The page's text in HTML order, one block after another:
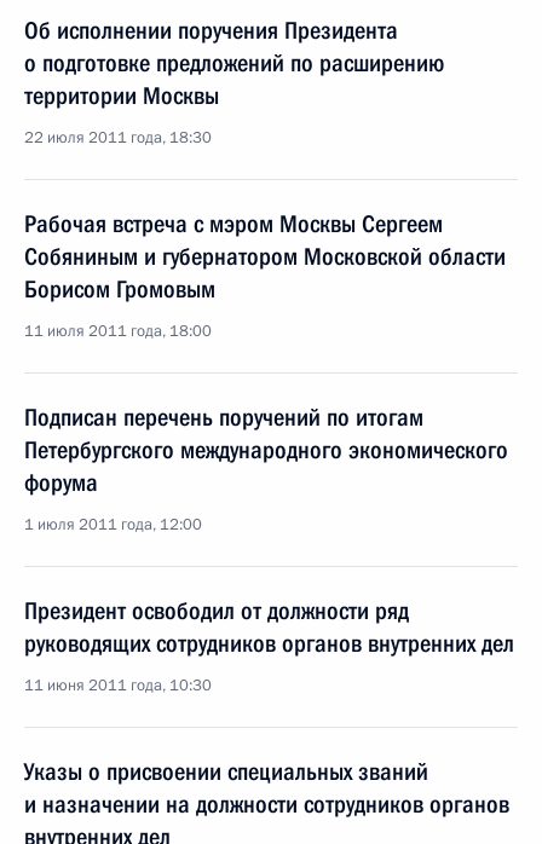
Об исполнении поручения Президента
о подготовке предложений по расширению
территории Москвы
22 июля 2011 года, 18:30
Рабочая встреча с мэром Москвы Сергеем
Собяниным и губернатором Московской области
Борисом Громовым
11 июля 2011 года, 18:00
Подписан перечень поручений по итогам
Петербургского международного экономического
форума
1 июля 2011 года, 12:00
Президент освободил от должности ряд
руководящих сотрудников органов внутренних дел
11 июня 2011 года, 10:30
Указы о присвоении специальных званий
и назначении на должности сотрудников органов
внутренних дел